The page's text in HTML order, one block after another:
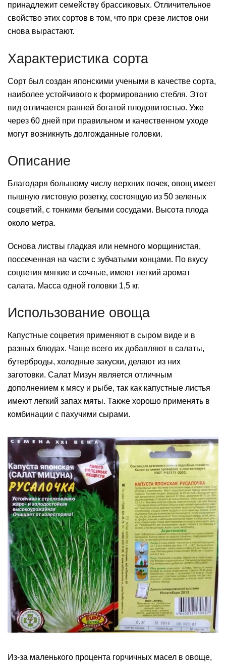
принадлежит семейству брассиковых. Отличительное
свойство этих сортов в том, что при срезе листов они
снова вырастают.
Характеристика сорта
Сорт был создан японскими учеными в качестве сорта,
наиболее устойчивого к формированию стебля. Этот
вид отличается ранней богатой плодовитостью. Уже
через 60 дней при правильном и качественном уходе
могут возникнуть долгожданные головки.
Описание
Благодаря большому числу верхних почек, овощ имеет
пышную листовую розетку, состоящую из 50 зеленых
соцветий, с тонкими белыми сосудами. Высота плода
около метра.
Основа листвы гладкая или немного морщинистая,
поссеченная на части с зубчатыми концами. По вкусу
соцветия мягкие и сочные, имеют легкий аромат
салата. Масса одной головки 1,5 кг.
Использование овоща
Капустные соцветия применяют в сыром виде и в
разных блюдах. Чаще всего их добавляют в салаты,
бутерброды, холодные закуски, делают из них
заготовки. Салат Мизун является отличным
дополнением к мясу и рыбе, так как капустные листья
имеют легкий запах мяты. Также хорошо применять в
комбинации с пахучими сырами.
Из-за маленького процента горчичных масел в овоще,